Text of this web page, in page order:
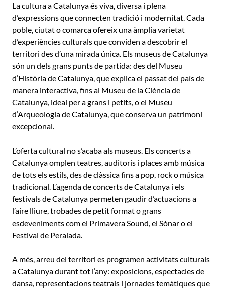
La cultura a Catalunya és viva, diversa i plena
d’expressions que connecten tradició i modernitat. Cada
poble, ciutat o comarca ofereix una àmplia varietat
d’experiències culturals que conviden a descobrir el
territori des d’una mirada única. Els museus de Catalunya
són un dels grans punts de partida: des del Museu
d’Història de Catalunya, que explica el passat del país de
manera interactiva, fins al Museu de la Ciència de
Catalunya, ideal per a grans i petits, o el Museu
d’Arqueologia de Catalunya, que conserva un patrimoni
excepcional.
L’oferta cultural no s’acaba als museus. Els concerts a
Catalunya omplen teatres, auditoris i places amb música
de tots els estils, des de clàssica fins a pop, rock o música
tradicional. L’agenda de concerts de Catalunya i els
festivals de Catalunya permeten gaudir d’actuacions a
l’aire lliure, trobades de petit format o grans
esdeveniments com el Primavera Sound, el Sónar o el
Festival de Peralada.
A més, arreu del territori es programen activitats culturals
a Catalunya durant tot l’any: exposicions, espectacles de
dansa, representacions teatrals i jornades temàtiques que